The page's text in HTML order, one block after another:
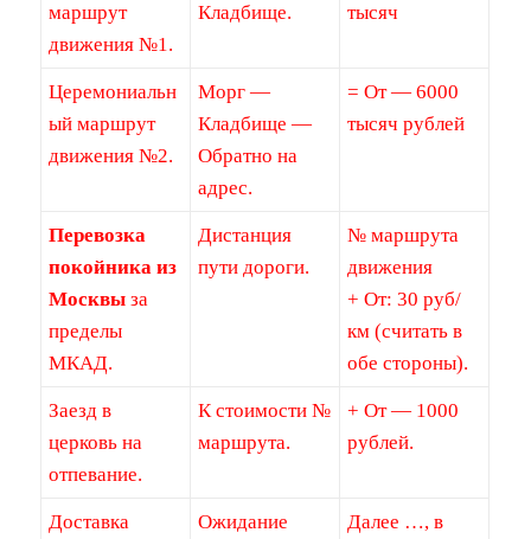
маршрут
движения №1.
Кладбище.
тысяч
Церемониальн
ый маршрут
движения №2.
Морг —
Кладбище —
Обратно на
адрес.
= От — 6000
тысяч рублей
Перевозка
покойника из
Москвы за
пределы
МКАД.
Дистанция
пути дороги.
№ маршрута
движения
+ От: 30 руб/
км (считать в
обе стороны).
Заезд в
церковь на
отпевание.
К стоимости №
маршрута.
+ От — 1000
рублей.
Доставка Ожидание Далее …, в